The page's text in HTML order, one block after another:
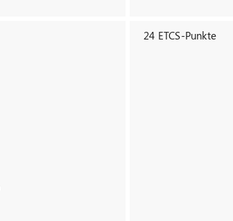
24 ETCS-Punkte